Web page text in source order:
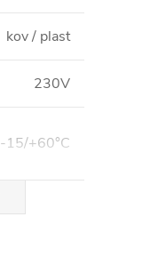
kov / plast
230V
-15/+60°C